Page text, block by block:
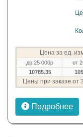
Цена за ед.
до 25 000р от
10785.35
Цены при заказе от
Подробнее